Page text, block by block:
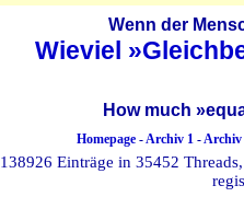
Wenn der
Wieviel
How much
Homepage-Archiv 1-Archiv
138926 Einträge in 35452